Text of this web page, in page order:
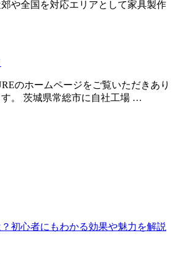
や全国を対応エリアとして家具製作
のホームページをご覧いただきあり
。 茨城県常総市に自社工場 …
初心者にもわかる効果や魅力を解説